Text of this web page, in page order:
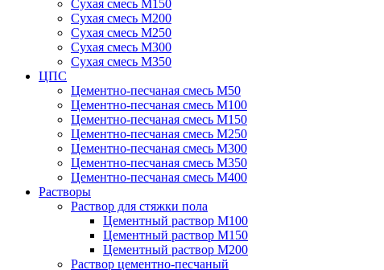
Сухая смесь М150
Сухая смесь М200
Сухая смесь М250
Сухая смесь М300
Сухая смесь М350
ЦПС
Цементно-песчаная смесь М50
Цементно-песчаная смесь М100
Цементно-песчаная смесь М150
Цементно-песчаная смесь М250
Цементно-песчаная смесь М300
Цементно-песчаная смесь М350
Цементно-песчаная смесь М400
Растворы
Раствор для стяжки пола
Цементный раствор М100
Цементный раствор М150
Цементный раствор М200
Раствор цементно-песчаный